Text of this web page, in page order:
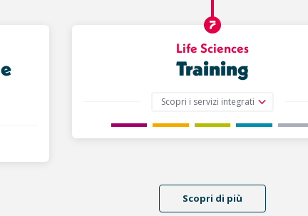
Life Sciences
Training
Scopri i servizi integrati
Scopri di più